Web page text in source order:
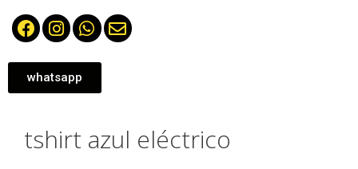
whatsapp
tshirt azul eléctrico